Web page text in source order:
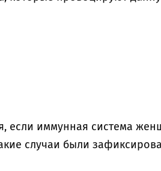
если иммунная система
случаи были